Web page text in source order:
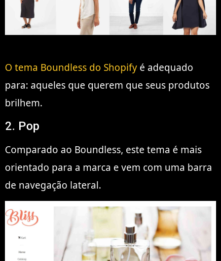
O tema Boundless do Shopify é adequado
para: aqueles que querem que seus produtos
brilhem.
2. Pop
Comparado ao Boundless, este tema é mais
orientado para a marca e vem com uma barra
de navegação lateral.